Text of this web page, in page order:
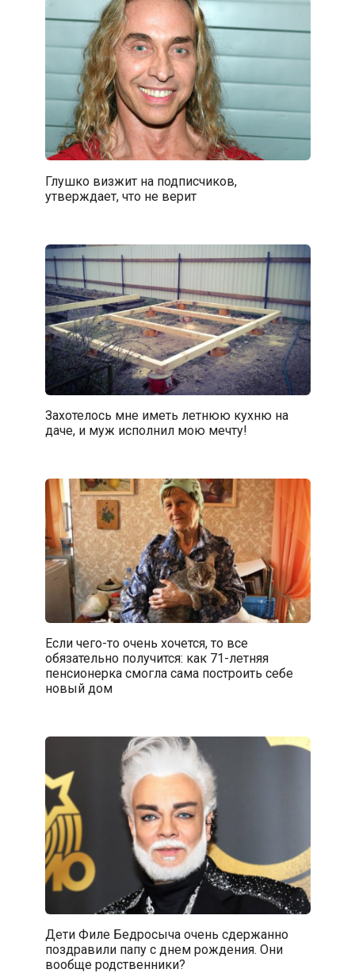
Глушко визжит на подписчиков,
утверждает, что не верит
Захотелось мне иметь летнюю кухню на
даче, и муж исполнил мою мечту!
Если чего-то очень хочется, то все
обязательно получится: как 71-летняя
пенсионерка смогла сама построить себе
новый дом
Дети Филе Бедросыча очень сдержанно
поздравили папу с днем рождения. Они
вообще родственники?